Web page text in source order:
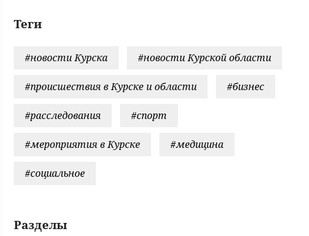
Теги
#новости Курска #новости Курской области
#происшествия в Курске и области #бизнес
#расследования #спорт
#мероприятия в Курске #медицина
#социальное
Разделы